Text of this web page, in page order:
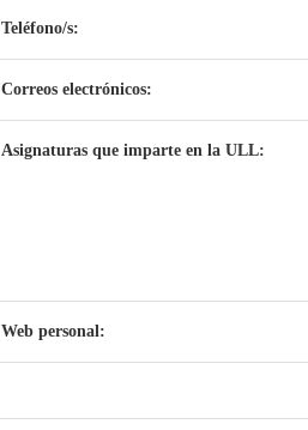
Teléfono/s:
Correos electrónicos:
Asignaturas que imparte en la ULL:
Web personal: